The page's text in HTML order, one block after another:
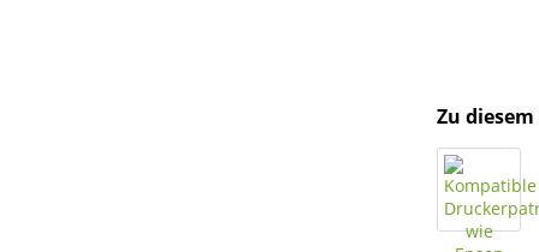
Zu